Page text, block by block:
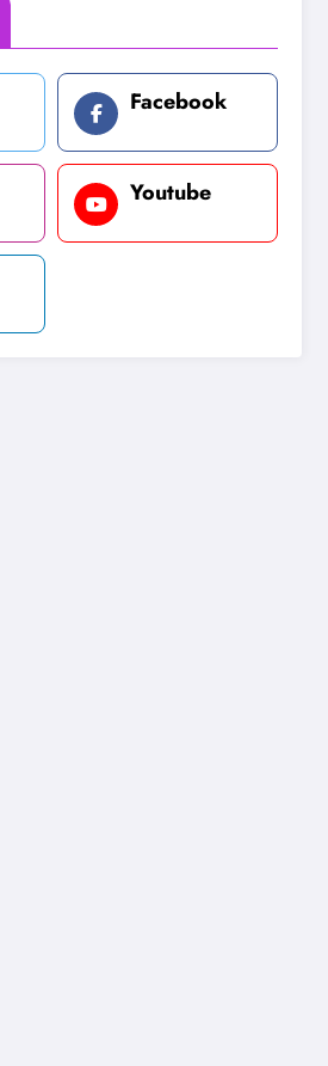
Facebook
Youtube